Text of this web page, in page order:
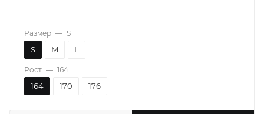
Размер — S
S M L
Рост — 164
164 170 176